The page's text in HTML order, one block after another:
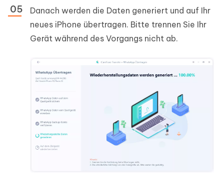
Danach werden die Daten generiert und auf Ihr
neues iPhone übertragen. Bitte trennen Sie Ihr
Gerät während des Vorgangs nicht ab.